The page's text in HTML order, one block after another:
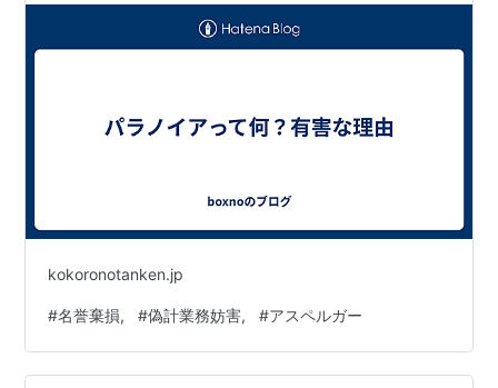
kokoronotanken.jp
#名誉棄損, #偽計業務妨害, #アスペルガー